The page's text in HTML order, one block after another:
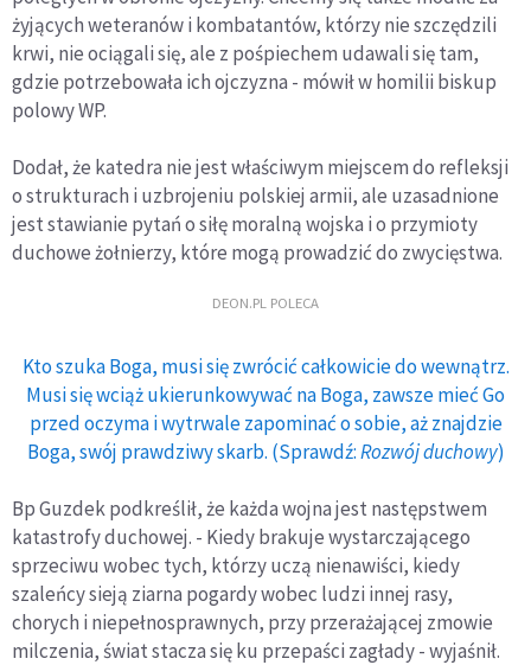
żyjących weteranów i kombatantów, którzy nie szczędzili
krwi, nie ociągali się, ale z pośpiechem udawali się tam,
gdzie potrzebowała ich ojczyzna - mówił w homilii biskup
polowy WP.
Dodał, że katedra nie jest właściwym miejscem do refleksji
o strukturach i uzbrojeniu polskiej armii, ale uzasadnione
jest stawianie pytań o siłę moralną wojska i o przymioty
duchowe żołnierzy, które mogą prowadzić do zwycięstwa.
DEON.PL POLECA
Kto szuka Boga, musi się zwrócić całkowicie do wewnątrz.
Musi się wciąż ukierunkowywać na Boga, zawsze mieć Go
przed oczyma i wytrwale zapominać o sobie, aż znajdzie
Boga, swój prawdziwy skarb. (Sprawdź:Rozwój duchowy)
Bp Guzdek podkreślił, że każda wojna jest następstwem
katastrofy duchowej. - Kiedy brakuje wystarczającego
sprzeciwu wobec tych, którzy uczą nienawiści, kiedy
szaleńcy sieją ziarna pogardy wobec ludzi innej rasy,
chorych i niepełnosprawnych, przy przerażającej zmowie
milczenia, świat stacza się ku przepaści zagłady - wyjaśnił.